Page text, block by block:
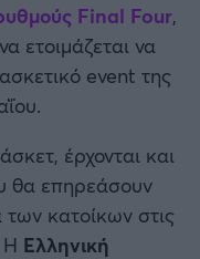
Final Four,
να ετοιμάζεται να
event της
έρχονται και
θα επηρεάσουν
κατοίκων στις
Η Ελληνική